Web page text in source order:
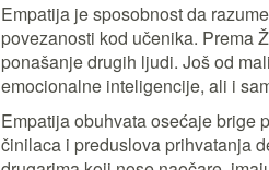
Empatija je sposobnost da
povezanosti kod učenika. Prema
ponašanje drugih ljudi. Još od
emocionalne inteligencije, ali i
Empatija obuhvata osećaje brige
činilaca i preduslova prihvatanja